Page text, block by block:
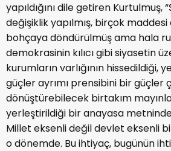
yapıldığını dile getiren Kurtulmuş,
değişiklik yapılmış, birçok
bohçaya döndürülmüş ama hala
demokrasinin kılıcı gibi siyasetin
kurumların varlığının hissedildiği,
güçler ayrımı prensibini bir güçler
dönüştürebilecek birtakım
yerleştirildiği bir anayasa
Millet eksenli değil devlet eksenli
o dönemde. Bu ihtiyaç, bugünün